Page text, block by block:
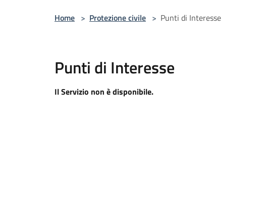
Home > Protezione civile > Punti di Interesse
Punti di Interesse
Il Servizio non è disponibile.